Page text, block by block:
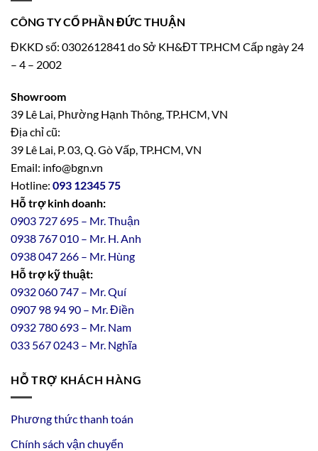
CÔNG TY CỔ PHẦN ĐỨC THUẬN
ĐKKD số: 0302612841 do Sở KH&ĐT TP.HCM Cấp ngày 24
– 4 – 2002
Showroom
39 Lê Lai, Phường Hạnh Thông, TP.HCM, VN
Địa chỉ cũ:
39 Lê Lai, P. 03, Q. Gò Vấp, TP.HCM, VN
Email: info@bgn.vn
Hotline: 093 12345 75
Hỗ trợ kinh doanh:
0903 727 695 – Mr. Thuận
0938 767 010 – Mr. H. Anh
0938 047 266 – Mr. Hùng
Hỗ trợ kỹ thuật:
0932 060 747 – Mr. Quí
0907 98 94 90 – Mr. Điền
0932780693 – Mr. Nam
033 567 0243 – Mr. Nghĩa
HỖ TRỢ KHÁCH HÀNG
Phương thức thanh toán
Chính sách vận chuyển